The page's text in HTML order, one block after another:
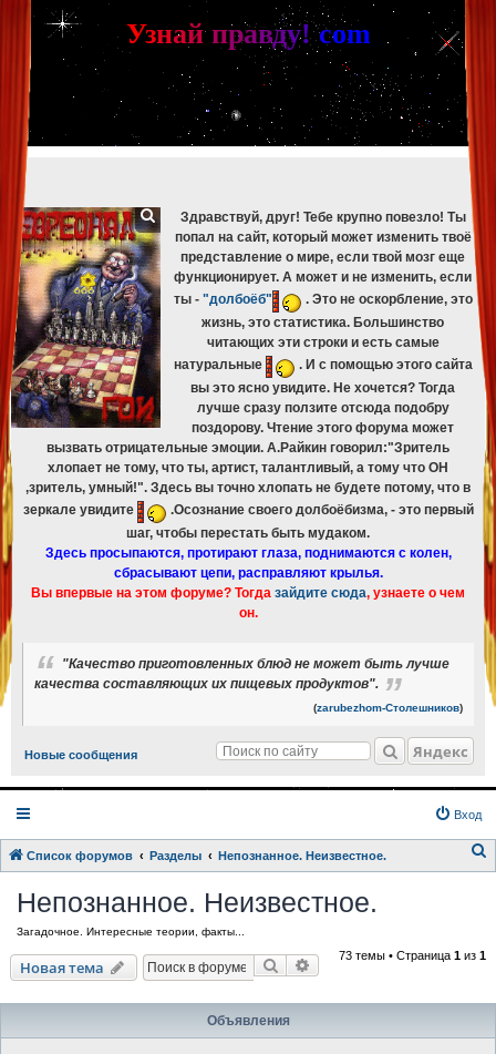
[phpBB Debug] PHP Warning : in file [ROOT]/phpbb/db/driver/mysqli.php
mysqli_fetch_assoc(): Couldn't fetch mysqli_result
[phpBB Debug] PHP Warning: in file[ROOT]/phpbb/db/driver/mysqli.php 329
mysqli_free_result(): Couldn't fetch mysqli_result
[phpBB Debug] PHP Warning
[ROOT]/phpbb/db/driver/mysqli.php on line 265
mysqli_fetch_assoc(): Couldn't fetch mysqli_result
[phpBB Debug] PHP Warning
: in file [ROOT]/phpbb/db/driver/mysqli.php on line329
mysqli_free_result(): Couldn't fetch mysqli_result
[phpBB Debug] PHP Warning: in file [ROOT]/phpbb/db/driver/mysqli.php on line 265
mysqli_fetch_assoc(): Couldn't fetch mysqli_result
[phpBB Debug] PHP Warning
[ROOT]/phpbb/db/driver/mysqli.php on line329:
mysqli_free_result(): Couldn't fetch mysqli_result
Узнай правду! com
Здравствуй, друг! Тебе крупно повезло! Ты
попал на сайт, который может изменить твоё
представление о мире, если твой мозг еще
функционирует. А может и не изменить, если
ты - "долбоёб"
. Это не оскорбление, это
жизнь, это статистика. Большинство
читающих эти строки и есть самые
натуральные
. И с помощью этого сайта
вы это ясно увидите. Не хочется? Тогда
лучше сразу ползите отсюда подобру
поздорову. Чтение этого форума может
вызвать отрицательные эмоции. А.Райкин говорил:"Зритель
хлопает не тому, что ты, артист, талантливый, а тому что ОН
,зритель, умный!". Здесь вы точно хлопать не будете потому, что в
зеркале увидите
.Осознание своего долбоёбизма, - это первый
шаг, чтобы перестать быть мудаком.
Здесь просыпаются, протирают глаза, поднимаются с колен,
сбрасывают цепи, расправляют крылья.
Вы впервые на этом форуме? Тогда зайдите сюда, узнаете о чем
он.
"Качество приготовленных блюд не может быть лучше
качества составляющих их пищевых продуктов".
(zarubezhom-Столешников)
Новые сообщения Яндекс
Вход
Список форумов Разделы Непознанное. Неизвестное.
Непознанное. Неизвестное.
Загадочное. Интересные теории, факты...
Новая тема Поиск Расширенный поиск
73 темы • Страница 1 из 1
Объявления